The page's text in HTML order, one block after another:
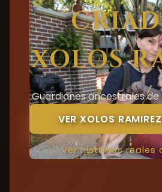
XOLOS
Guardianes ancestrales
VER XOLOS
Ver historias